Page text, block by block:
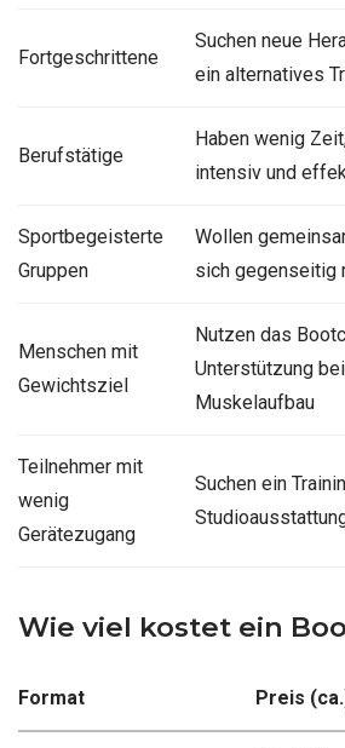
Fortgeschrittene
Suchen neue
ein alternatives
Berufstätige
Haben wenig
intensiv und
Sportbegeisterte
Gruppen
Wollen
sich gegenseitig
Menschen mit
Gewichtsziel
Nutzen das
Unterstützung
Muskelaufbau
Teilnehmer mit
wenig
Gerätezugang
Suchen ein
Wie viel kostet ein
Format Preis